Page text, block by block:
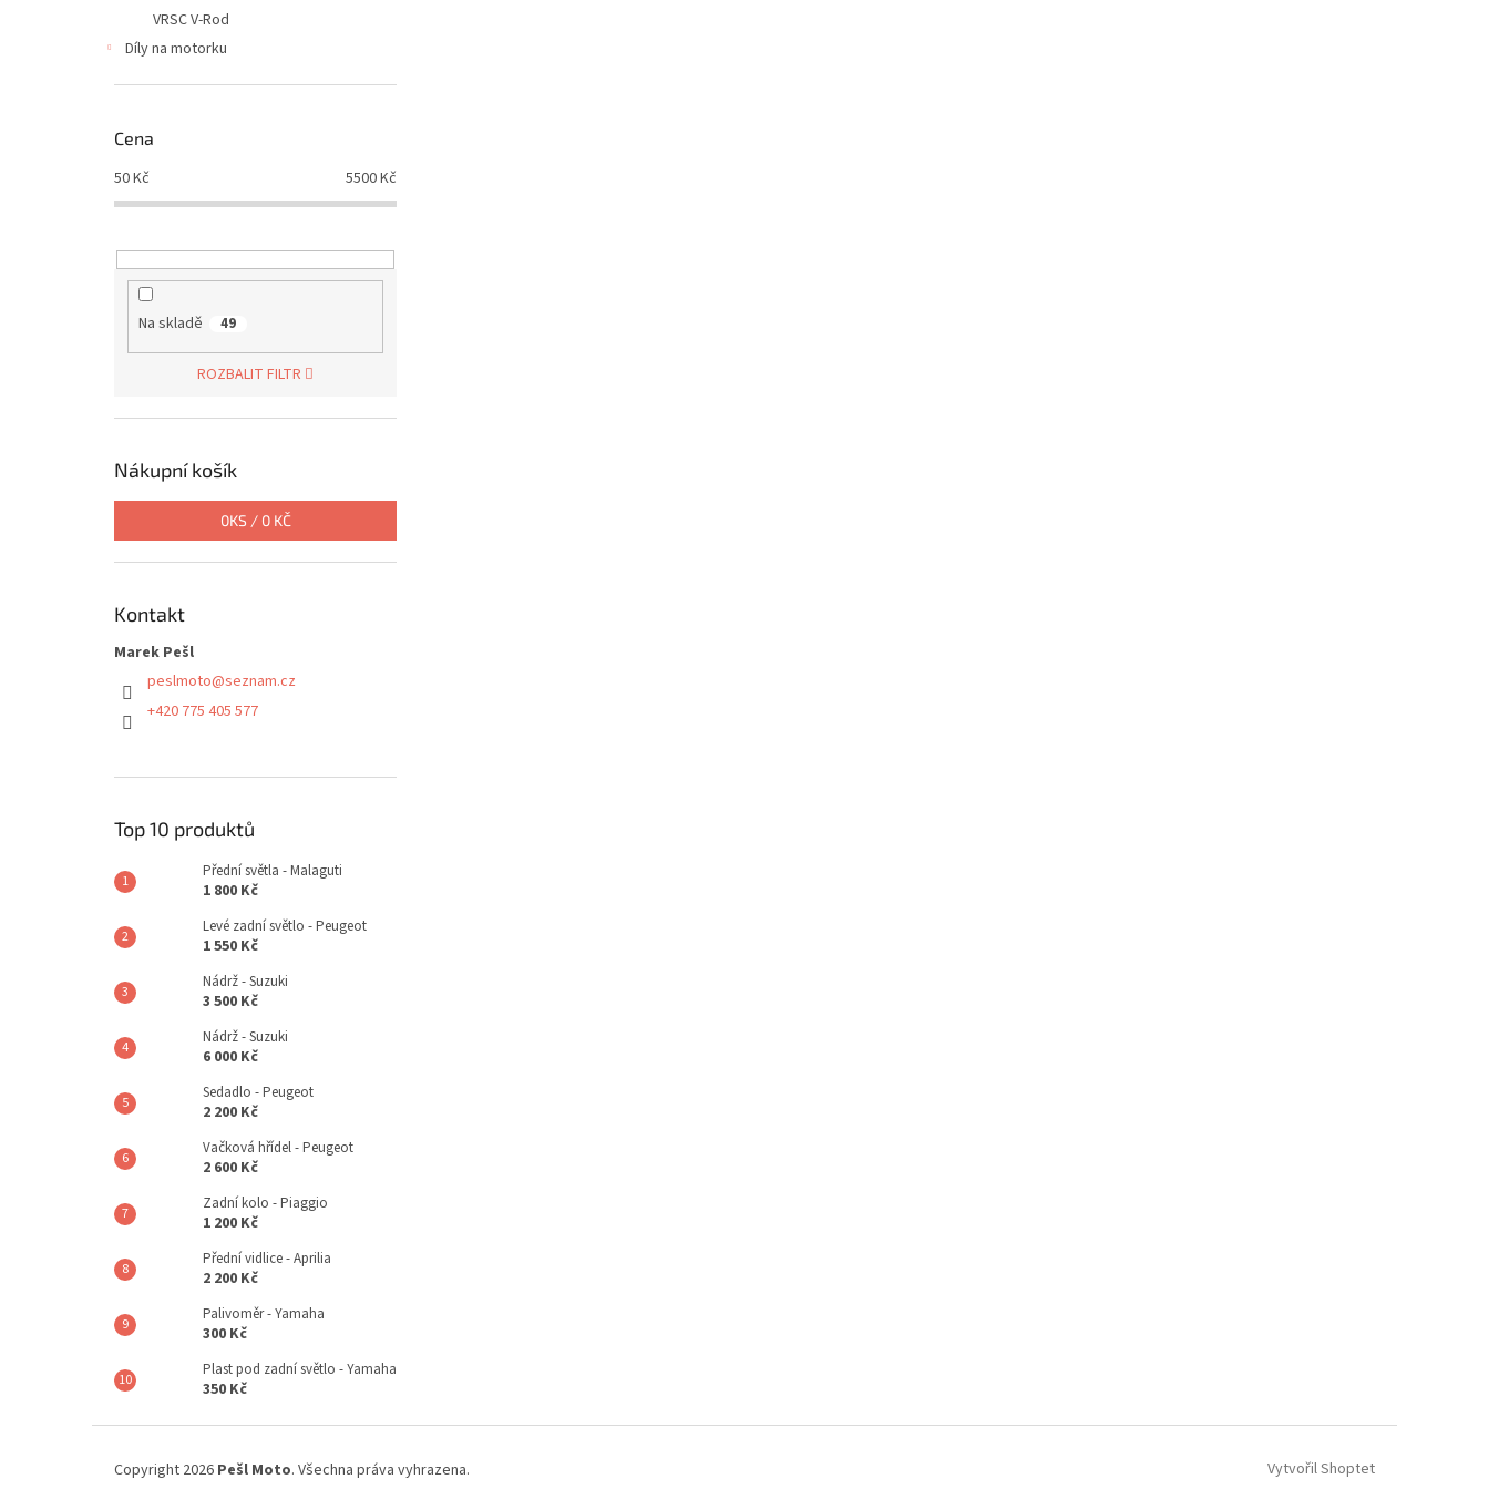
VRSC V-Rod
Díly na motorku
Cena
50Kč 5500Kč
Na skladě 49
ROZBALIT FILTR
Nákupní košík
0KS / 0 KČ
Kontakt
Marek Pešl
peslmoto@seznam.cz
+420 775 405 577
Top 10 produktů
Přední světla - Malaguti
1 800 Kč
Levé zadní světlo - Peugeot
1 550 Kč
Nádrž - Suzuki
3 500 Kč
Nádrž - Suzuki
6 000 Kč
Sedadlo - Peugeot
2 200 Kč
Vačková hřídel - Peugeot
2 600 Kč
Zadní kolo - Piaggio
1 200 Kč
Přední vidlice - Aprilia
2 200 Kč
Palivoměr - Yamaha
300 Kč
Plast pod zadní světlo - Yamaha
350 Kč
Vytvořil Shoptet
Copyright 2026 Pešl Moto. Všechna práva vyhrazena.